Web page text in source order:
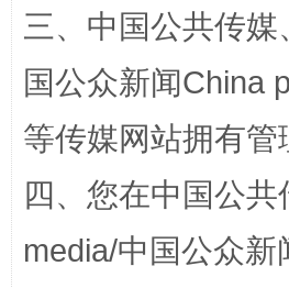
三、中国公共传
国公众新闻China
等传媒网站拥有
四、您在中国公
media/中国公众